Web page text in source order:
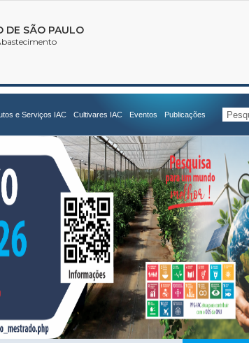
e Serviços IAC Cultivares IAC Eventos Publicações